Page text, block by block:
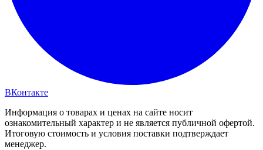
ВКонтакте
Информация о товарах и ценах на сайте носит
ознакомительный характер и не является публичной офертой.
Итоговую стоимость и условия поставки подтверждает
менеджер.